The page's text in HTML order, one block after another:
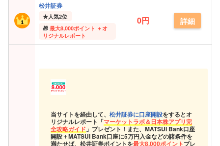
松井証券
★人気2位
最大8,000ポイント ＋オ
リジナルレポート
0円 詳細
当サイトを経由して、 松井証券に口座開設をするとオ
リジナルレポート「マーケットラボ＆日本株アプリ完
全攻略ガイド 」プレゼント！また、MATSUI Bank口座
開設＋MATSUI Bank口座に5万円入金などの諸条件を
満たせば、松井証券ポイントを最大8,000ポイントプレ